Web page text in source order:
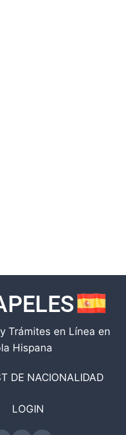
Trámites en Línea en
Hispana
DE NACIONALIDAD
LOGIN